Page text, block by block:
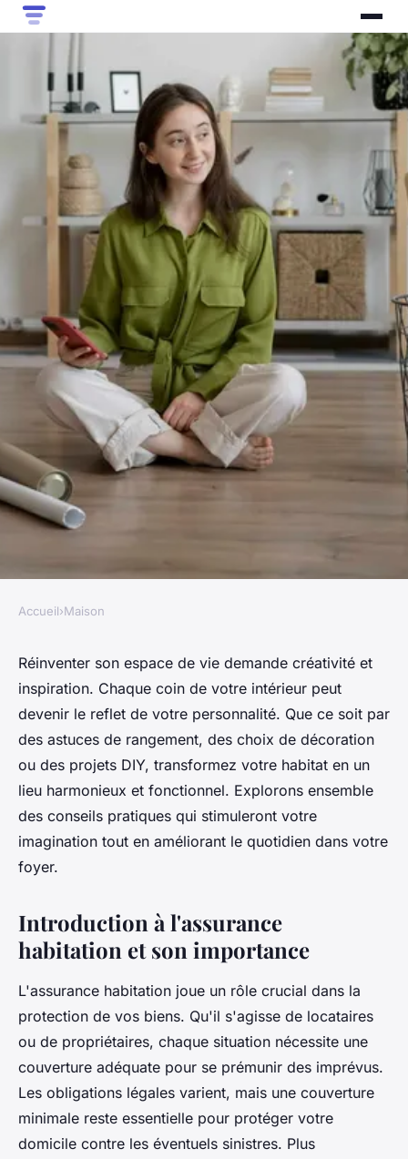
Conseils habitation :
réinventez votre espace avec
créativité
Mya•13 mars 2025 •4 min de lecture
Accueil›Maison
Réinventer son espace de vie demande créativité et
inspiration. Chaque coin de votre intérieur peut
devenir le reflet de votre personnalité. Que ce soit par
des astuces de rangement, des choix de décoration
ou des projets DIY, transformez votre habitat en un
lieu harmonieux et fonctionnel. Explorons ensemble
des conseils pratiques qui stimuleront votre
imagination tout en améliorant le quotidien dans votre
foyer.
Introduction à l'assurance
habitation et son importance
L'assurance habitation joue un rôle crucial dans la
protection de vos biens. Qu'il s'agisse de locataires
ou de propriétaires, chaque situation nécessite une
couverture adéquate pour se prémunir des imprévus.
Les obligations légales varient, mais une couverture
minimale reste essentielle pour protéger votre
domicile contre les éventuels sinistres. Plus